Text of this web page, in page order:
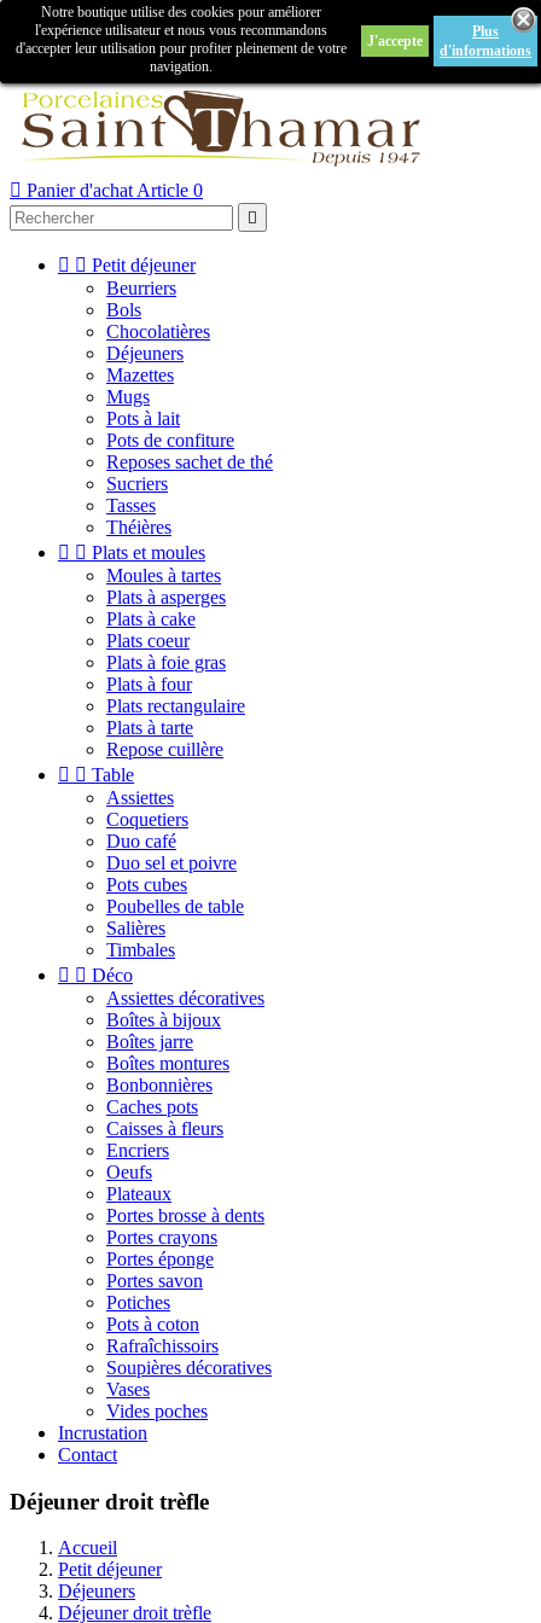
Créer un compteConnexion
 Panier d'achat Article 0

Notre boutique utilise des cookies pour améliorer
l'expérience utilisateur et nous vous recommandons
d'accepter leur utilisation pour profiter pleinement de votre
navigation.
J'accepte
Plus
d'informations
  Petit déjeuner
Beurriers
Bols
Chocolatières
Déjeuners
Mazettes
Mugs
Pots à lait
Pots de confiture
Reposes sachet de thé
Sucriers
Tasses
Théières
  Plats et moules
Moules à tartes
Plats à asperges
Plats à cake
Plats coeur
Plats à foie gras
Plats à four
Plats rectangulaire
Plats à tarte
Repose cuillère
  Table
Assiettes
Coquetiers
Duo café
Duo sel et poivre
Pots cubes
Poubelles de table
Salières
Timbales
  Déco
Assiettes décoratives
Boîtes à bijoux
Boîtes jarre
Boîtes montures
Bonbonnières
Caches pots
Caisses à fleurs
Encriers
Oeufs
Plateaux
Portes brosse à dents
Portes crayons
Portes éponge
Portes savon
Potiches
Pots à coton
Rafraîchissoirs
Soupières décoratives
Vases
Vides poches
Incrustation
Contact
Déjeuner droit trèfle
Accueil
Petit déjeuner
Déjeuners
Déjeuner droit trèfle